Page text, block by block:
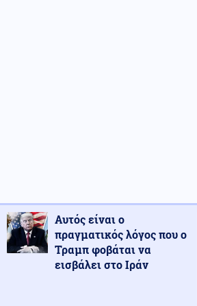
Αυτός είναι ο
πραγματικός λόγος που ο
Τραμπ φοβάται να
εισβάλει στο Ιράν